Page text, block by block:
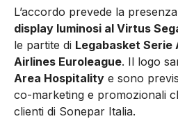
L’accordo prevede la
display luminosi al Virtus
le partite di Legabasket Serie
Airlines Euroleague. Il logo
Area Hospitality e sono
co-marketing e promozionali
clienti di Sonepar Italia.